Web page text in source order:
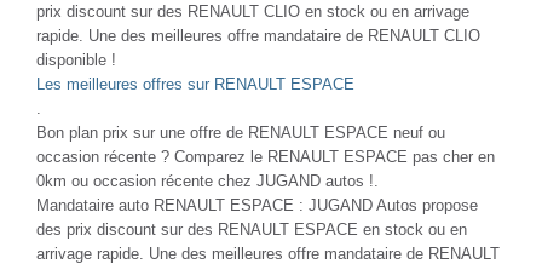
prix discount sur des RENAULT CLIO en stock ou en arrivage
rapide. Une des meilleures offre mandataire de RENAULT CLIO
disponible !
Les meilleures offres sur RENAULT ESPACE
Bon plan prix sur une offre de RENAULT ESPACE neuf ou
occasion récente ? Comparez le RENAULT ESPACE pas cher en
0km ou occasion récente chez JUGAND autos !.
Mandataire auto RENAULT ESPACE : JUGAND Autos propose
des prix discount sur des RENAULT ESPACE en stock ou en
arrivage rapide. Une des meilleures offre mandataire de RENAULT